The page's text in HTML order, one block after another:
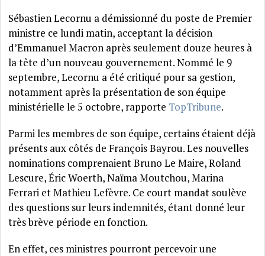
Sébastien Lecornu a démissionné du poste de Premier
ministre ce lundi matin, acceptant la décision
d’Emmanuel Macron après seulement douze heures à
la tête d’un nouveau gouvernement. Nommé le 9
septembre, Lecornu a été critiqué pour sa gestion,
notamment après la présentation de son équipe
ministérielle le 5 octobre, rapporte TopTribune.
Parmi les membres de son équipe, certains étaient déjà
présents aux côtés de François Bayrou. Les nouvelles
nominations comprenaient Bruno Le Maire, Roland
Lescure, Éric Woerth, Naïma Moutchou, Marina
Ferrari et Mathieu Lefèvre. Ce court mandat soulève
des questions sur leurs indemnités, étant donné leur
très brève période en fonction.
En effet, ces ministres pourront percevoir une